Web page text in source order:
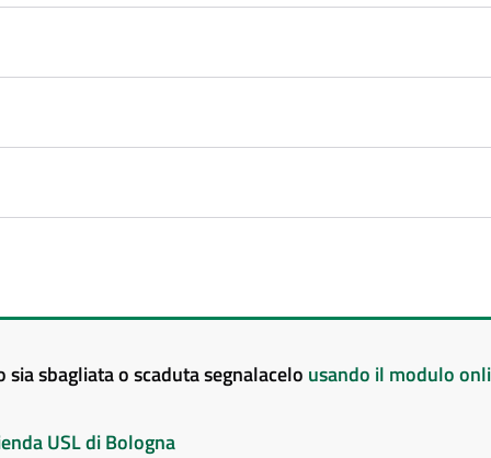
sbagliata o scaduta segnalacelo usando il modulo
USL di Bologna